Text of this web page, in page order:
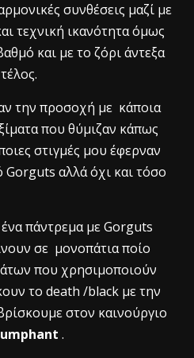
συνθέσεις μαζί με
τεχνική ικανότητα όμως
και με το ζόρι άντεξα
την προσοχή με κάποια
που θύμιζαν κάπως
στιγμές μου έφερναν
Gorguts αλλά όχι και τόσο
πάντρεμα με Gorguts
σε μονοπάτια ποίο
που χρησιμοποιούν
το death /black με την
στον καινούργιο
.